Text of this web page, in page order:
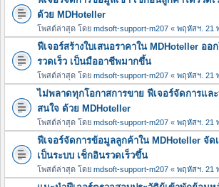
ด้วย MDHoteller
โพสต์ล่าสุด โดย mdsoft-support-m207 « พฤหัสฯ. 21
ฟีเจอร์สร้างใบเสนอราคาใน MDHoteller ออ
รวดเร็ว เป็นมืออาชีพมากขึ้น
โพสต์ล่าสุด โดย mdsoft-support-m207 « พฤหัสฯ. 21
ไม่พลาดทุกโอกาสการขาย ฟีเจอร์จัดการแ
สนใจ ด้วย MDHoteller
โพสต์ล่าสุด โดย mdsoft-support-m207 « พฤหัสฯ. 21
ฟีเจอร์จัดการข้อมูลลูกค้าใน MDHoteller จั
เป็นระบบ เช็กอินรวดเร็วขึ้น
โพสต์ล่าสุด โดย mdsoft-support-m207 « พฤหัสฯ. 21